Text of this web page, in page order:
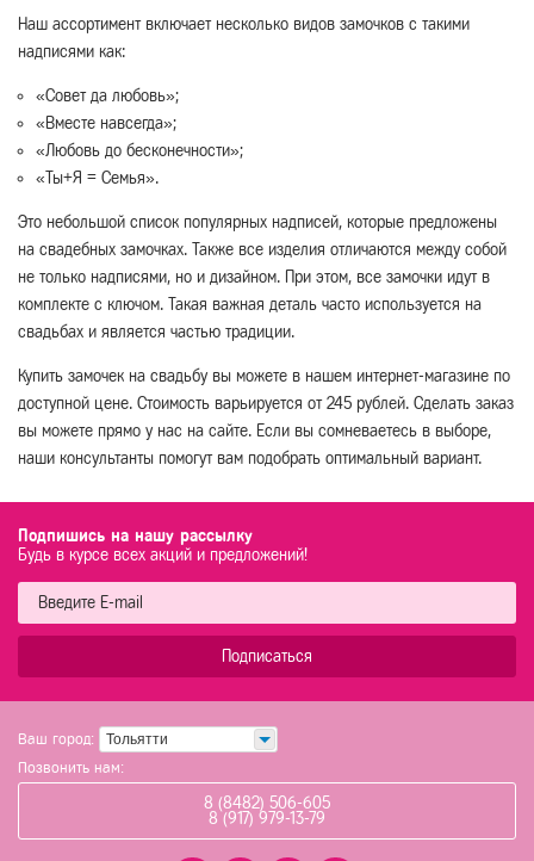
Наш ассортимент включает несколько видов замочков с такими
надписями как:
«Совет да любовь»;
«Вместе навсегда»;
«Любовь до бесконечности»;
«Ты+Я = Семья».
Это небольшой список популярных надписей, которые предложены
на свадебных замочках. Также все изделия отличаются между собой
не только надписями, но и дизайном. При этом, все замочки идут в
комплекте с ключом. Такая важная деталь часто используется на
свадьбах и является частью традиции.
Купить замочек на свадьбу вы можете в нашем интернет-магазине по
доступной цене. Стоимость варьируется от 245 рублей. Сделать заказ
вы можете прямо у нас на сайте. Если вы сомневаетесь в выборе,
наши консультанты помогут вам подобрать оптимальный вариант.
Подпишись на нашу рассылку
Будь в курсе всех акций и предложений!
Подписаться
Ваш город: Тольятти
Позвонить нам:
8 (8482) 506-605
8 (917) 979-13-79